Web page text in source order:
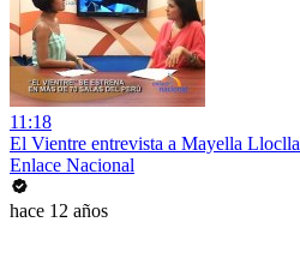
11:18
El Vientre entrevista a Mayella Lloclla
Enlace Nacional
hace 12 años